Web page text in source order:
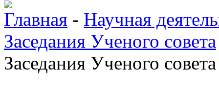
Главная - Научная
Заседания Ученого совета
Заседания Ученого